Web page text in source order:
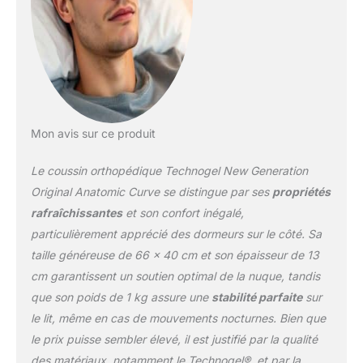
adoucissantes – les
coussins de nuque sont
non toxiques, inodores
et biocompatibles.
ERGONOMIQUE &
soulagent votre colonne
les tensions au niveau
du cou, du dos et des
épaules. Housse lavable :
parce que l'hygiène du
visage est une priorité
absolue, notre taie
d'oreiller est non
seulement douce,
respirante et certifiée
Öko-Tex mais aussi
Mon avis sur ce produit
Le coussin orthopédique Technogel New Generation
Original Anatomic Curve se distingue par ses propriétés
rafraîchissanteset son confort inégalé,
particulièrement apprécié des dormeurs sur le côté. Sa
taille généreuse de 66 x 40 cm et son épaisseur de 13
cm garantissent un soutien optimal de la nuque, tandis
que son poids de 1 kg assure une stabilité parfaitesur
le lit, même en cas de mouvements nocturnes. Bien que
le prix puisse sembler élevé, il est justifié par la qualité
des matériaux, notamment le Technogel®, et par la